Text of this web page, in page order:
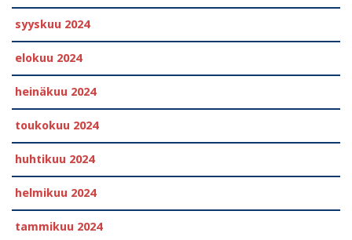
syyskuu 2024
elokuu 2024
heinäkuu 2024
toukokuu 2024
huhtikuu 2024
helmikuu 2024
tammikuu 2024